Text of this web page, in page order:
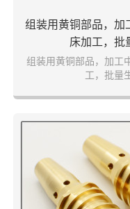
组装用黄铜部品，加
床加工，批
组装用黄铜部品，加工
工，批量